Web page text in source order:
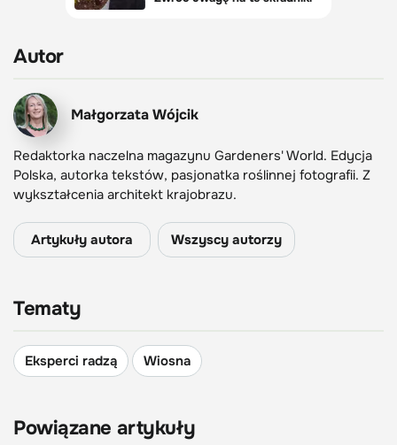
Autor
Małgorzata Wójcik
Redaktorka naczelna magazynu Gardeners' World. Edycja
Polska, autorka tekstów, pasjonatka roślinnej fotografii. Z
wykształcenia architekt krajobrazu.
Artykuły autora Wszyscy autorzy
Tematy
Eksperci radzą Wiosna
Powiązane artykuły